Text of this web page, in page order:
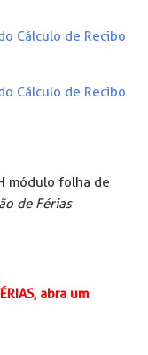
Cálculo de Recibo
Cálculo de Recibo
módulo folha de
de Férias
abra um